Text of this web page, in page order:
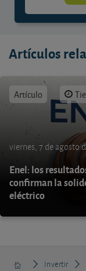
Artículos
Artículo
viernes, 7 de agosto
Enel: los
confirman la
eléctrico
Invertir